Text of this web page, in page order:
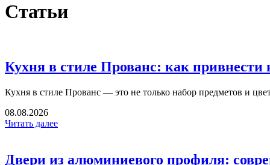
Статьи
Кухня в стиле Прованс: как
Кухня в стиле Прованс — это не только набор предметов и
08.08.2026
Читать далее
Двери из алюминиевого профиля: